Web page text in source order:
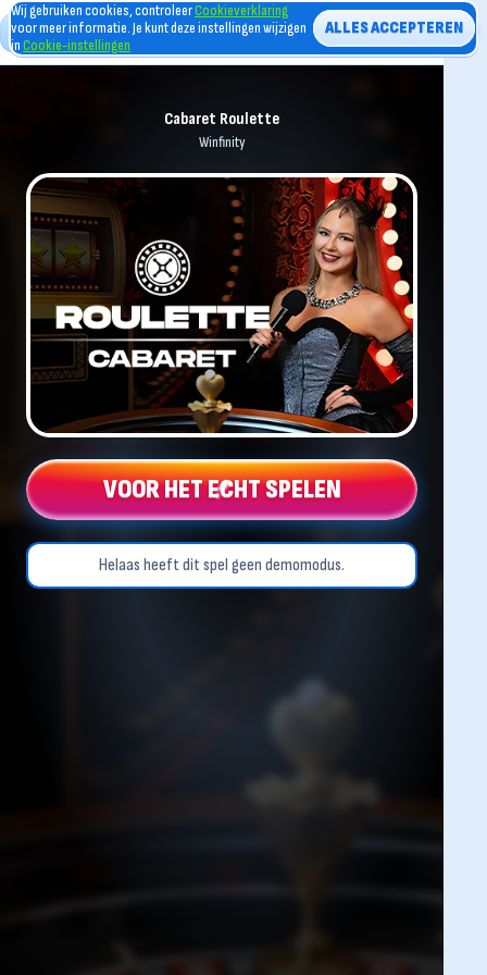
Cabaret Roulette
Winfinity
VOOR HET ECHT SPELEN
Helaas heeft dit spel geen demomodus.
Wij gebruiken cookies, controleerCookieverklaring
voor meer informatie. Je kunt deze instellingen wijzigen
inCookie-instellingen
ALLES ACCEPTEREN